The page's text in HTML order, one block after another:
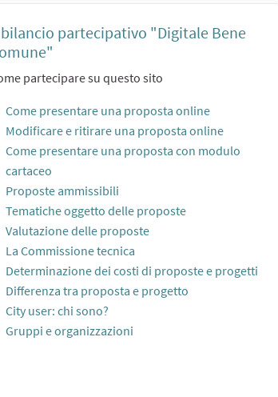
partecipativo "Digitale Bene
partecipare su questo sito
Come presentare una proposta online
Modificare e ritirare una proposta online
Come presentare una proposta con modulo
cartaceo
Proposte ammissibili
Tematiche oggetto delle proposte
Valutazione delle proposte
La Commissione tecnica
Determinazione dei costi di proposte e progetti
Differenza tra proposta e progetto
City user: chi sono?
Gruppi e organizzazioni